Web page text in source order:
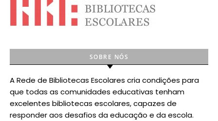
SOBRE NÓS
A Rede de Bibliotecas Escolares cria condições para
que todas as comunidades educativas tenham
excelentes bibliotecas escolares, capazes de
responder aos desafios da educação e da escola.